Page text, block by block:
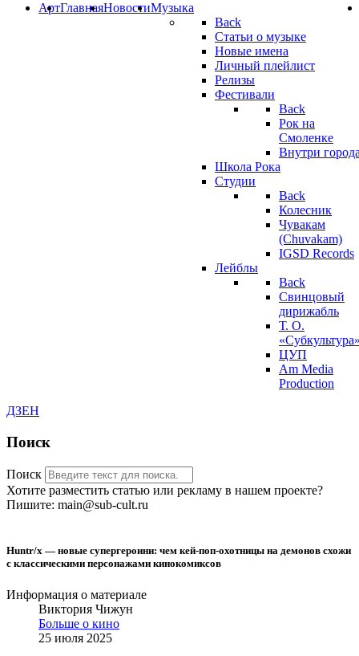
Музыка
Back
Статьи о музыке
Новые имена
Личный плейлист
Релизы
Фестивали
Back
Рок на
Смоленке
Внутри
Школа Рока
Студии
Back
Колесник
Чувакам
(Chuvakam)
IGSD Records
Лейблы
Back
Свинцовый
дирижабль
Т. О.
ЦУП
Am Media
Production
Новости
Главная
Арт
ДЗЕН
Поиск
Поиск
Хотите разместить статью или рекламу в нашем проекте?
Пишите: main@sub-cult.ru
Huntr/x — новые супергероини: чем кей-поп-охотницы на демонов схожи
с классическими персонажами кинокомиксов
Информация о материале
Виктория Чижун
Больше о кино
25 июля 2025